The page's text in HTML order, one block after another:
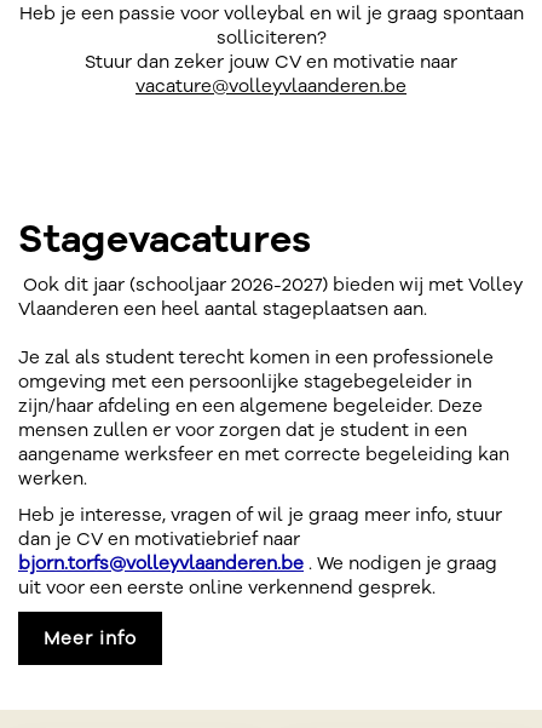
Heb je een passie voor volleybal en wil je graag spontaan
solliciteren?
Stuur dan zeker jouw CV en motivatie naar
vacature@volleyvlaanderen.be
Stagevacatures
Ook dit jaar (schooljaar 2026-2027) bieden wij met Volley
Vlaanderen een heel aantal stageplaatsen aan.
Je zal als student terecht komen in een professionele
omgeving met een persoonlijke stagebegeleider in
zijn/haar afdeling en een algemene begeleider. Deze
mensen zullen er voor zorgen dat je student in een
aangename werksfeer en met correcte begeleiding kan
werken.
Heb je interesse, vragen of wil je graag meer info, stuur
dan je CV en motivatiebrief naar
bjorn.torfs@volleyvlaanderen.be . We nodigen je graag
uit voor een eerste online verkennend gesprek.
Meer info